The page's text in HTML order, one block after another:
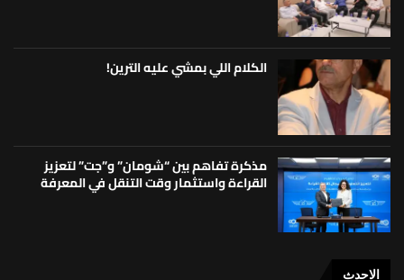
الكلام اللي بمشي عليه الترين!
مذكرة تفاهم بين “شومان” و”جت” لتعزيز
القراءة واستثمار وقت التنقل في المعرفة
الاحدث